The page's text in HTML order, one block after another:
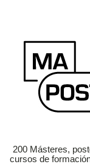
200 Másteres,
cursos de